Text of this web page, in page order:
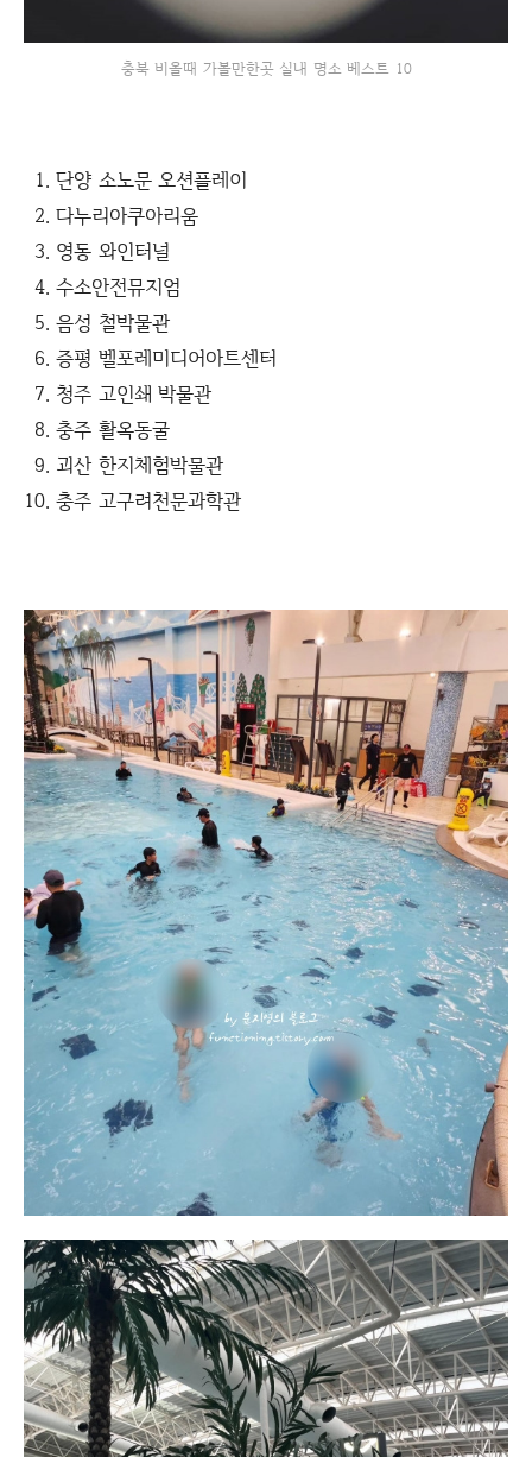
충북 비올때 가볼만한곳 실내 명소 베스트 10
단양 소노문 오션플레이
다누리아쿠아리움
영동 와인터널
수소안전뮤지엄
음성 철박물관
증평 벨포레미디어아트센터
청주 고인쇄 박물관
충주 활옥동굴
괴산 한지체험박물관
충주 고구려천문과학관